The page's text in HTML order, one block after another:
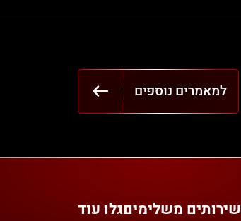
למאמרים נוספים
שירותים משלימיםגלו עוד